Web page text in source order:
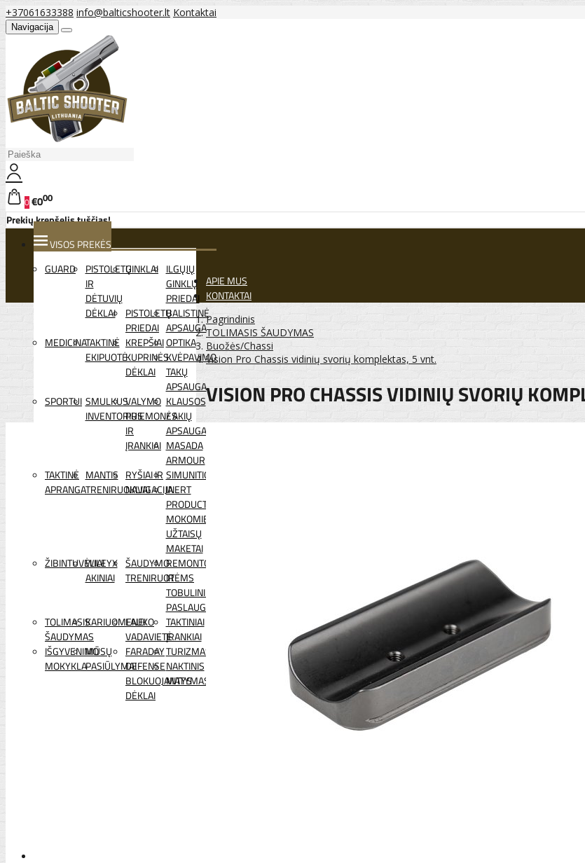
+37061633388 info@balticshooter.lt Kontaktai
Navigacija
0€000
Prekių krepšelis tuščias!
VISOS PREKĖS
GUARD
PISTOLETŲ
IR
DĖTUVIŲ
DĖKLAI
GINKLAI ILGŲJŲ
GINKLŲ
PRIEDAI
PISTOLETŲ
PRIEDAI
BALISTINĖ
APSAUGA
MEDICINATAKTINĖ
EKIPUOTĖ
KREPŠIAI
KUPRINĖS
DĖKLAI
OPTIKA
KVĖPAVIMO
TAKŲ
APSAUGA
SPORTUI SMULKUS
INVENTORIUS
VALYMO
PRIEMONĖS
IR
ĮRANKIAI
KLAUSOS
/ AKIŲ
APSAUGA
MASADA
ARMOUR
TAKTINĖ
APRANGA
MANTIS
TRENIRUOKLIAI
RYŠIAI IR
NAVIGACIJA
SIMUNITION
INERT
PRODUCTS
MOKOMIEJI
UŽTAISŲ
MAKETAI
ŽIBINTUVĖLIAI
WILEYX
AKINIAI
ŠAUDYMO
TRENIRUOTĖMS
REMONTO
IR
TOBULINIMO
PASLAUGOS
TOLIMASIS
ŠAUDYMAS
KARIUOMENEI
LAUKO
VADAVIETĖ
TAKTINIAI
ĮRANKIAI
IŠGYVENIMO
MOKYKLA
MŪSŲ
PASIŪLYMAI
FARADAY
DEFENSE
BLOKUOJANTYS
DĖKLAI
TURIZMAS
NAKTINIS
MATYMAS
APIE MUS
KONTAKTAI
Pagrindinis
TOLIMASIS ŠAUDYMAS
Buožės/Chassi
Vision Pro Chassis vidinių svorių komplektas, 5 vnt.
VISION PRO CHASSIS VIDINIŲ SVORIŲ